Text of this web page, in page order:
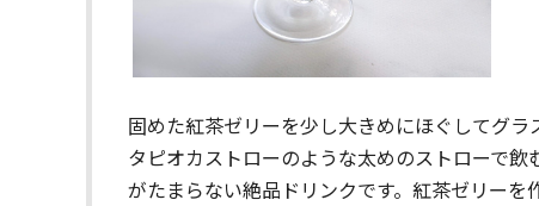
固めた紅茶ゼリーを少し大きめにほぐしてグ
タピオカストローのような太めのストローで
がたまらない絶品ドリンクです。紅茶ゼリーを